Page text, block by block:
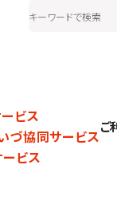
ビス
づ協同サービス
ビス
ご